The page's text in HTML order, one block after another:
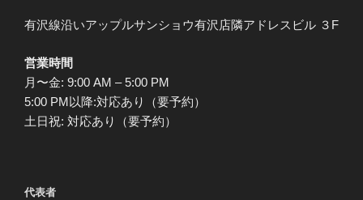
有沢線沿いアップルサンショウ有沢店隣アドレスビル ３F
営業時間
月〜金: 9:00 AM – 5:00 PM
5:00 PM以降:対応あり（要予約）
土日祝: 対応あり（要予約）
代表者